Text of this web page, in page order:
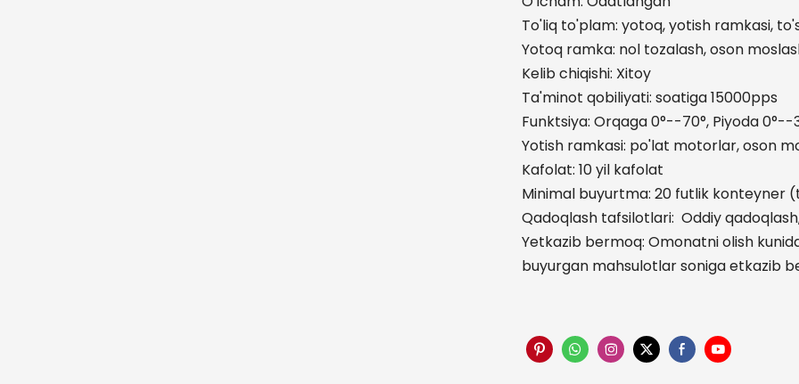
To'liq to'plam: yotoq, yotish ramkasi,
Yotoq ramka: nol tozalash, oson
Kelib chiqishi: Xitoy
Ta'minot qobiliyati: soatiga 15000pps
Funktsiya: Orqaga 0°--70°, Piyoda 0°--
Yotish ramkasi: po'lat motorlar, oson
Kafolat: 10 yil kafolat
Minimal buyurtma: 20 futlik konteyner
Qadoqlash tafsilotlari: Oddiy
Yetkazib bermoq: Omonatni olish
buyurgan mahsulotlar soniga etkazib